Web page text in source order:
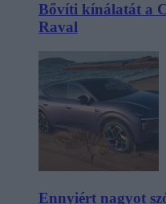
Bővíti kínálatát a
Raval
Ennyiért nagyot